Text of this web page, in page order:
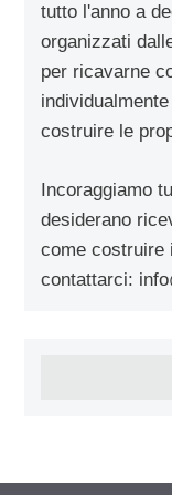
tutto l'anno a
organizzati
per ricavarne
costruire le
Incoraggiamo
desiderano
come costruire
contattarci: